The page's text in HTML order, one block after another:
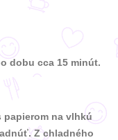
dobu cca 15 minút.
papierom na vlhkú
Z chladného